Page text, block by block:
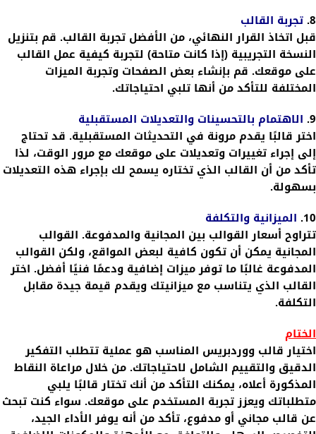
8. تجربة القالب
قبل اتخاذ القرار النهائي، من الأفضل تجربة القالب. قم بتنزيل
النسخة التجريبية (إذا كانت متاحة) لتجربة كيفية عمل القالب
على موقعك. قم بإنشاء بعض الصفحات وتجربة الميزات
المختلفة للتأكد من أنها تلبي احتياجاتك.
9. الاهتمام بالتحسينات والتعديلات المستقبلية
اختر قالبًا يقدم مرونة في التحديثات المستقبلية. قد تحتاج
إلى إجراء تغييرات وتعديلات على موقعك مع مرور الوقت، لذا
تأكد من أن القالب الذي تختاره يسمح لك بإجراء هذه التعديلات
بسهولة.
10. الميزانية والتكلفة
تتراوح أسعار القوالب بين المجانية والمدفوعة. القوالب
المجانية يمكن أن تكون كافية لبعض المواقع، ولكن القوالب
المدفوعة غالبًا ما توفر ميزات إضافية ودعمًا فنيًا أفضل. اختر
القالب الذي يتناسب مع ميزانيتك ويقدم قيمة جيدة مقابل
التكلفة.
الختام
اختيار قالب ووردبريس المناسب هو عملية تتطلب التفكير
الدقيق والتقييم الشامل لاحتياجاتك. من خلال مراعاة النقاط
المذكورة أعلاه، يمكنك التأكد من أنك تختار قالبًا يلبي
متطلباتك ويعزز تجربة المستخدم على موقعك. سواء كنت تبحث
عن قالب مجاني أو مدفوع، تأكد من أنه يوفر الأداء الجيد،